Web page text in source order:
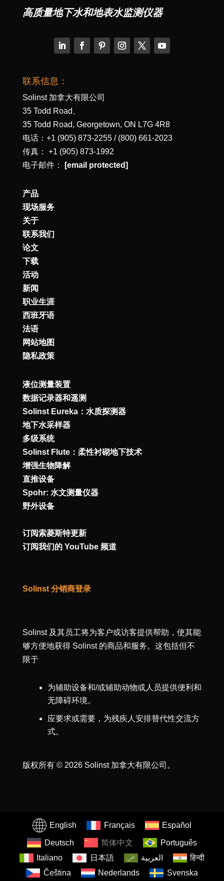
高质量地下水和地表水监测仪器
联系信息：
Solinst 加拿大有限公司
35 Todd Road、
35 Todd Road, Georgetown, ON L7G 4R8
电话：+1 (905) 873-2255 / (800) 661-2023
传真： +1 (905) 873-1992
电子邮件：
[email protected]
产品
现场服务
关于
联系我们
论文
下载
活动
新闻
职业生涯
西班牙语
法语
网站地图
隐私政策
液位测量装置
数据记录器和遥测
Solinst Eureka：水质探测器
地下水采样器
多级系统
Solinst Flute：柔性衬砌地下技术
增强生物降解
直推设备
Spohr: 水文测量仪器
野外设备
订阅索菱斯特更新
订阅我们的 YouTube 频道
Solinst 分销商登录
Solinst 及其员工将为客户或访客提供帮助，使其能
够方便地获得 Solinst 的商品和服务。这包括但不
限于
为辅助设备和/或辅助动物或人员提供便利和
无障碍环境。
应要求或需要，为残疾人安排替代性交流方
式。
版权所有 © 2026 Solinst 加拿大有限公司。
English Français Español
Deutsch 简体中文
Português
Italiano
日本語 العربية
हिन्दी
Čeština
Nederlands Svenska